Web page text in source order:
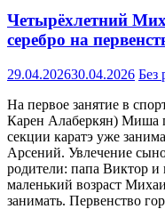
Четырёхлетний
серебро на
29.04.202630.04.2026 Без
На первое занятие в
Карен Алаберкян) Миша
секции каратэ уже
Арсений. Увлечение
родители: папа Виктор и
маленький возраст
занимать. Первенство